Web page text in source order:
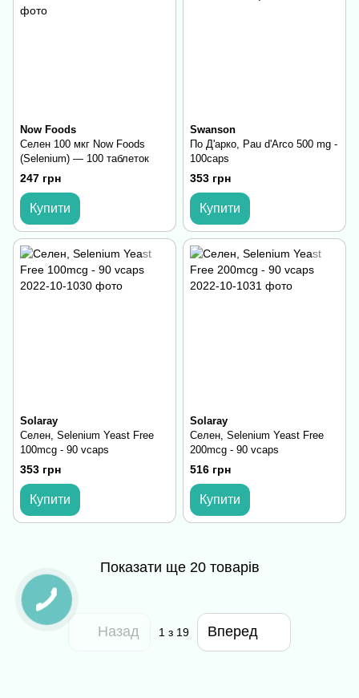
Now Foods
Селен 100 мкг Now Foods
(Selenium) — 100 таблеток
247 грн
Купити
Swanson
По Д'арко, Pau d'Arco 500 mg -
100caps
353 грн
Купити
Solaray
Селен, Selenium Yeast Free
100mcg - 90 vcaps
353 грн
Купити
Solaray
Селен, Selenium Yeast Free
200mcg - 90 vcaps
516 грн
Купити
Показати ще 20 товарів
Назад 1 з 19 Вперед